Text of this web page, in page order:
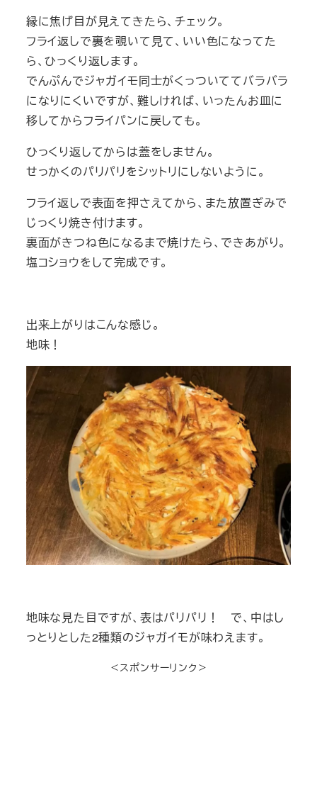
縁に焦げ目が見えてきたら、チェック。
フライ返しで裏を覗いて見て、いい色になってた
ら、ひっくり返します。
でんぷんでジャガイモ同士がくっついててバラバラ
になりにくいですが、難しければ、いったんお皿に
移してからフライパンに戻しても。
ひっくり返してからは蓋をしません。
せっかくのパリパリをシットリにしないように。
フライ返しで表面を押さえてから、また放置ぎみで
じっくり焼き付けます。
裏面がきつね色になるまで焼けたら、できあがり。
塩コショウをして完成です。
出来上がりはこんな感じ。
地味！
地味な見た目ですが、表はパリパリ！ で、中はし
っとりとした2種類のジャガイモが味わえます。
＜スポンサーリンク＞